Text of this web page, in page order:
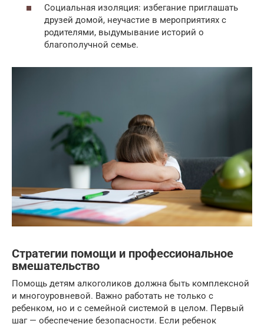
Социальная изоляция: избегание приглашать
друзей домой, неучастие в мероприятиях с
родителями, выдумывание историй о
благополучной семье.
Стратегии помощи и профессиональное
вмешательство
Помощь детям алкоголиков должна быть комплексной
и многоуровневой. Важно работать не только с
ребенком, но и с семейной системой в целом. Первый
шаг — обеспечение безопасности. Если ребенок